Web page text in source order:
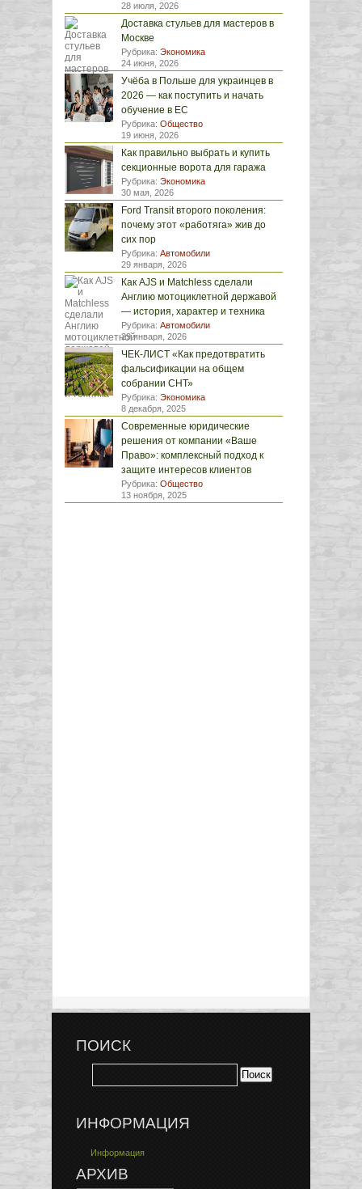
28 июля, 2026
Доставка стульев для мастеров в
Москве
Рубрика: Экономика
24 июня, 2026
Учёба в Польше для украинцев в
2026 — как поступить и начать
обучение в ЕС
Рубрика: Общество
19 июня, 2026
Как правильно выбрать и купить
секционные ворота для гаража
Рубрика: Экономика
30 мая, 2026
Ford Transit второго поколения:
почему этот «работяга» жив до
сих пор
Рубрика: Автомобили
29 января, 2026
Как AJS и Matchless сделали
Англию мотоциклетной державой
— история, характер и техника
Рубрика: Автомобили
29 января, 2026
ЧЕК-ЛИСТ «Как предотвратить
фальсификации на общем
собрании СНТ»
Рубрика: Экономика
8 декабря, 2025
Современные юридические
решения от компании «Ваше
Право»: комплексный подход к
защите интересов клиентов
Рубрика: Общество
13 ноября, 2025
ПОИСК
ИНФОРМАЦИЯ
Информация
АРХИВ